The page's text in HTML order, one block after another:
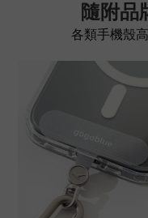
隨附品
各類手機殼